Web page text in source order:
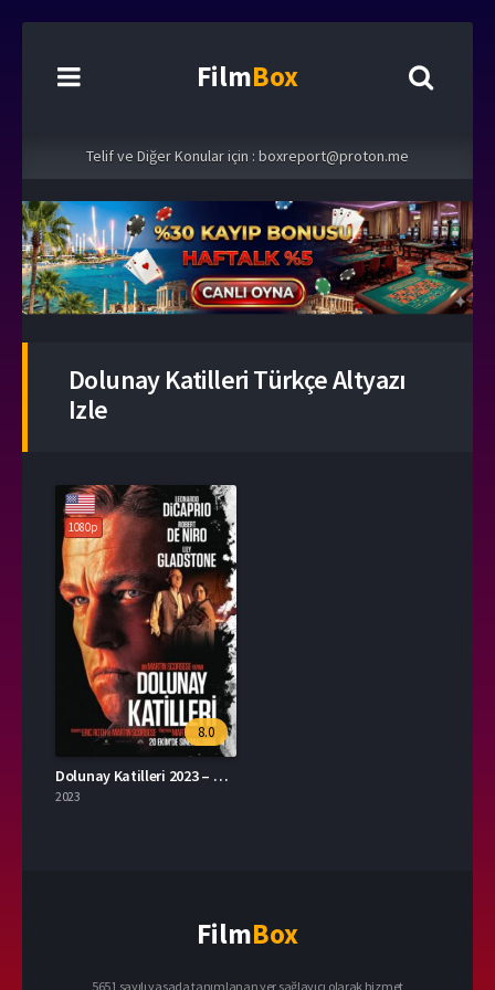
FilmBox
Telif ve Diğer Konular için : boxreport@proton.me
Dolunay Katilleri Türkçe Altyazı
Izle
1080p
8.0
Dolunay Katilleri 2023 – Killers of the Flower Moon 1080p Turkce Altyazi izle
2023
FilmBox
5651 sayılı yasada tanımlanan yer sağlayıcı olarak hizmet